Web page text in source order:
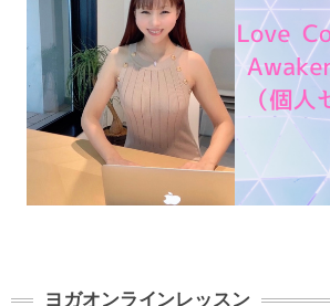
ヨガオンラインレッスン